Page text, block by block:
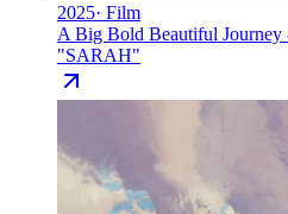
2025· Film
A Big Bold Beautiful
"SARAH"